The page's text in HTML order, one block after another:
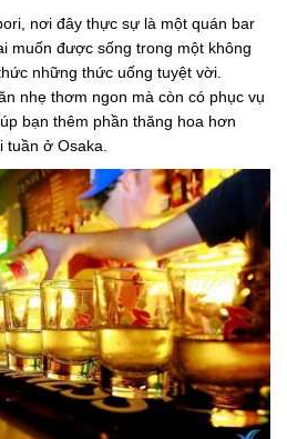
nơi đây thực sự là một quán bar
muốn được sống trong một không
những thức uống tuyệt vời.
nhẹ thơm ngon mà còn có phục vụ
bạn thêm phần thăng hoa hơn
tuần ở Osaka.